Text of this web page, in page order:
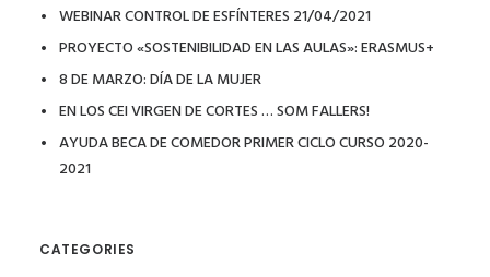
WEBINAR CONTROL DE ESFÍNTERES 21/04/2021
PROYECTO «SOSTENIBILIDAD EN LAS AULAS»: ERASMUS+
8 DE MARZO: DÍA DE LA MUJER
EN LOS CEI VIRGEN DE CORTES … SOM FALLERS!
AYUDA BECA DE COMEDOR PRIMER CICLO CURSO 2020-
2021
CATEGORIES